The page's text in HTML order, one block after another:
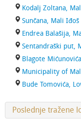
Kodalj Zoltana,
Sunčana, Mali Iđoš
Endrea Balašija,
Sentandraški put,
Blagote
Municipality of
Bude Tomovića,
Poslednje tražene